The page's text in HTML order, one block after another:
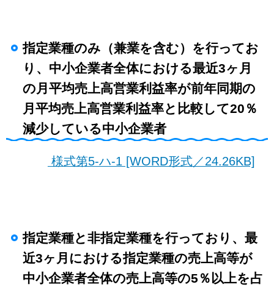
指定業種のみ（兼業を含む）を行ってお
り、中小企業者全体における最近3ヶ月
の月平均売上高営業利益率が前年同期の
月平均売上高営業利益率と比較して20％
減少している中小企業者
様式第5-ハ-1 [WORD形式／24.26KB]
指定業種と非指定業種を行っており、最
近3ヶ月における指定業種の売上高等が
中小企業者全体の売上高等の5％以上を占